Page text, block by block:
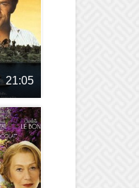
21:05